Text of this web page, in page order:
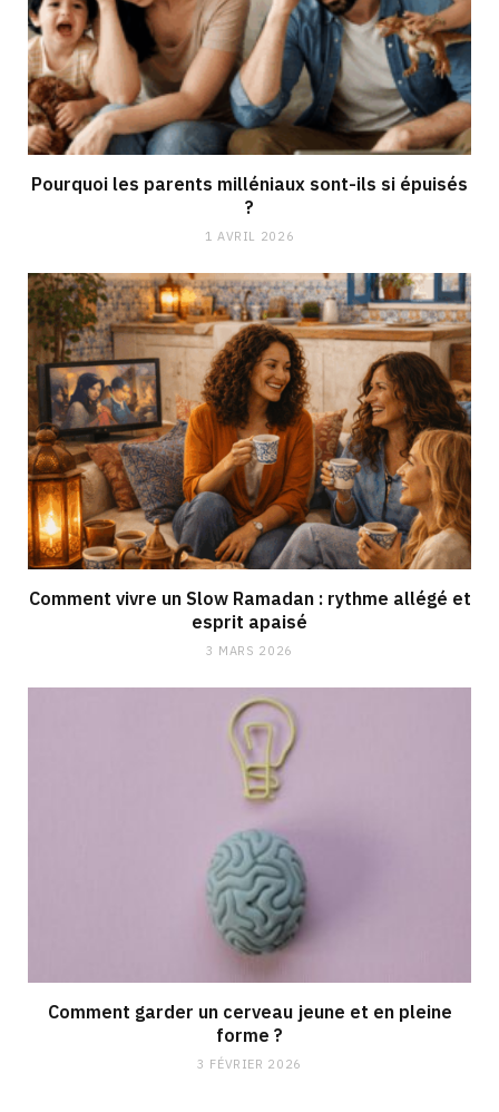
Pourquoi les parents milléniaux sont-ils si épuisés
?
1 AVRIL 2026
Comment vivre un Slow Ramadan : rythme allégé et
esprit apaisé
3 MARS 2026
Comment garder un cerveau jeune et en pleine
forme ?
3 FÉVRIER 2026